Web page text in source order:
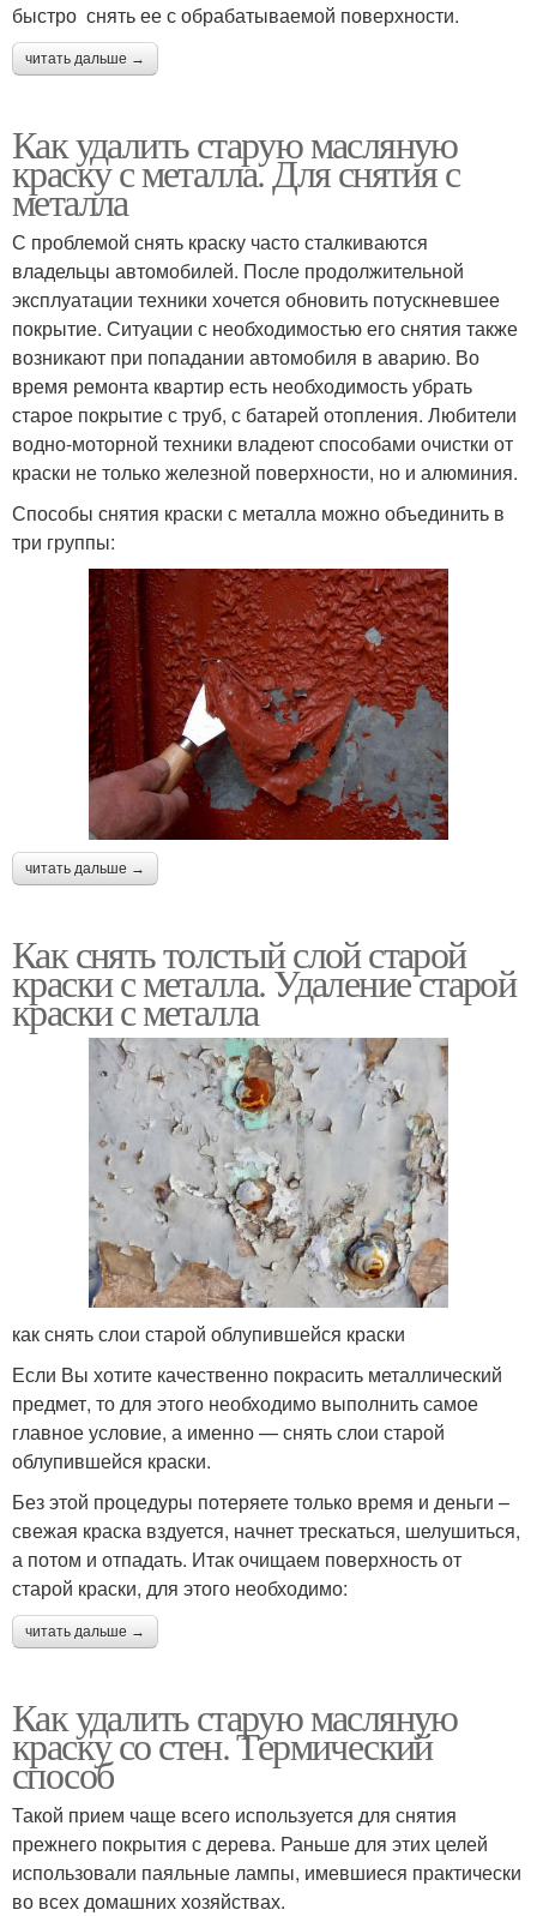
быстро снять ее с обрабатываемой поверхности.
читать дальше →
Как удалить старую масляную
краску с металла. Для снятия с
металла
С проблемой снять краску часто сталкиваются
владельцы автомобилей. После продолжительной
эксплуатации техники хочется обновить потускневшее
покрытие. Ситуации с необходимостью его снятия также
возникают при попадании автомобиля в аварию. Во
время ремонта квартир есть необходимость убрать
старое покрытие с труб, с батарей отопления. Любители
водно-моторной техники владеют способами очистки от
краски не только железной поверхности, но и алюминия.
Способы снятия краски с металла можно объединить в
три группы:
читать дальше →
Как снять толстый слой старой
краски с металла. Удаление старой
краски с металла
как снять слои старой облупившейся краски
Если Вы хотите качественно покрасить металлический
предмет, то для этого необходимо выполнить самое
главное условие, а именно — снять слои старой
облупившейся краски.
Без этой процедуры потеряете только время и деньги –
свежая краска вздуется, начнет трескаться, шелушиться,
а потом и отпадать. Итак очищаем поверхность от
старой краски, для этого необходимо:
читать дальше →
Как удалить старую масляную
краску со стен. Термический
способ
Такой прием чаще всего используется для снятия
прежнего покрытия с дерева. Раньше для этих целей
использовали паяльные лампы, имевшиеся практически
во всех домашних хозяйствах.